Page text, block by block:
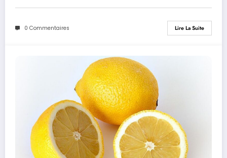
0 Commentaires Lire La Suite